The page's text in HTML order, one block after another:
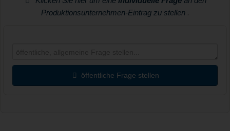
Produktionsunternehmen-Eintrag zu stellen .
öffentliche Frage stellen